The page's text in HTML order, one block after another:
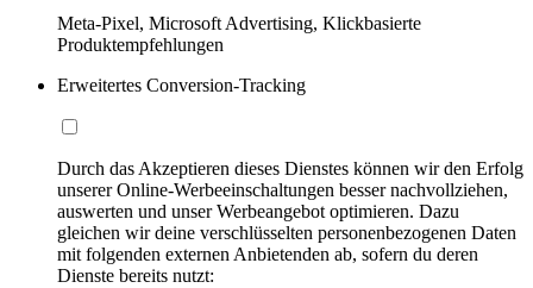
Meta-Pixel, Microsoft Advertising, Klickbasierte
Produktempfehlungen
Erweitertes Conversion-Tracking
Durch das Akzeptieren dieses Dienstes können wir den Erfolg
unserer Online-Werbeeinschaltungen besser nachvollziehen,
auswerten und unser Werbeangebot optimieren. Dazu
gleichen wir deine verschlüsselten personenbezogenen Daten
mit folgenden externen Anbietenden ab, sofern du deren
Dienste bereits nutzt: